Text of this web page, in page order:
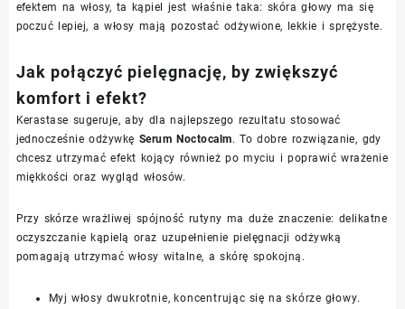
efektem na włosy, ta kąpiel jest właśnie taka: skóra głowy ma się
poczuć lepiej, a włosy mają pozostać odżywione, lekkie i sprężyste.
Jak połączyć pielęgnację, by zwiększyć
komfort i efekt?
Kerastase sugeruje, aby dla najlepszego rezultatu stosować
jednocześnie odżywkę Serum Noctocalm. To dobre rozwiązanie, gdy
chcesz utrzymać efekt kojący również po myciu i poprawić wrażenie
miękkości oraz wygląd włosów.
Przy skórze wrażliwej spójność rutyny ma duże znaczenie: delikatne
oczyszczanie kąpielą oraz uzupełnienie pielęgnacji odżywką
pomagają utrzymać włosy witalne, a skórę spokojną.
Myj włosy dwukrotnie, koncentrując się na skórze głowy.